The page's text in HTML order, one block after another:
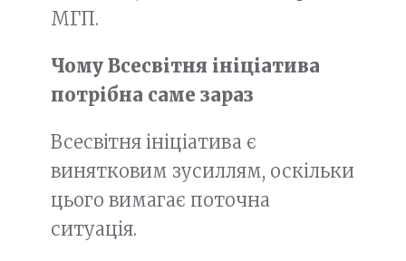
МГП.
Чому Всесвітня ініціатива
потрібна саме зараз
Всесвітня ініціатива є
винятковим зусиллям, оскільки
цього вимагає поточна
ситуація.